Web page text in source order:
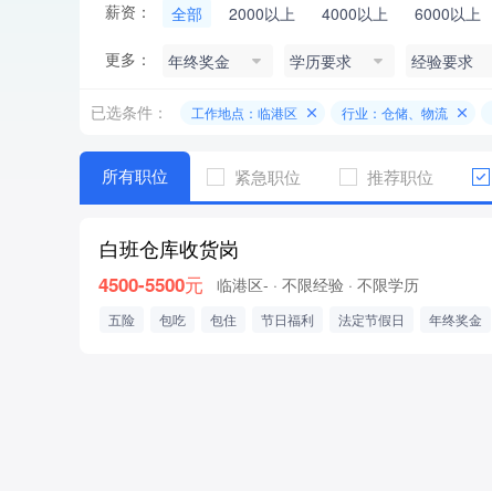
薪资： 全部 2000以上 4000以上 6000以上
更多： 年终奖金 学历要求 经验要求
已选条件： 工作地点：临港区 行业：仓储、物流
所有职位 紧急职位 推荐职位
白班仓库收货岗
4500-5500元 临港区- · 不限经验 · 不限学历
五险 包吃 包住 节日福利 法定节假日 年终奖金